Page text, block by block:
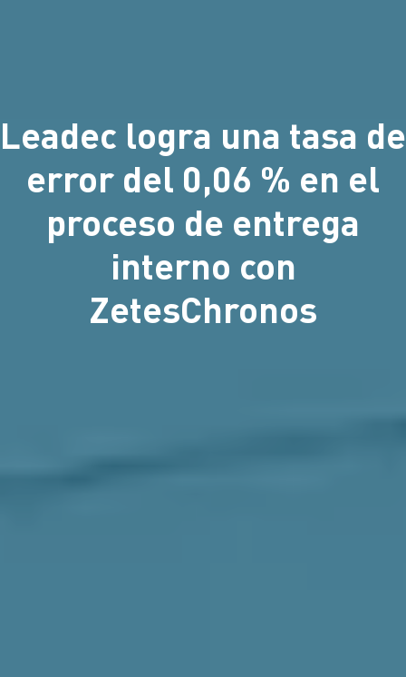
Leadec logra una tasa de
error del 0,06 % en el
proceso de entrega
interno con
ZetesChronos